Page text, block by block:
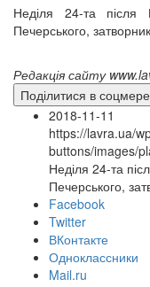
Неділя 24-та після
Печерського,
Редакція сайту
Поділитися в
2018-11-11
https://lavra.ua/
buttons/images/
Неділя 24-та
Печерського,
Facebook
Twitter
ВКонтакте
Одноклассники
Mail.ru